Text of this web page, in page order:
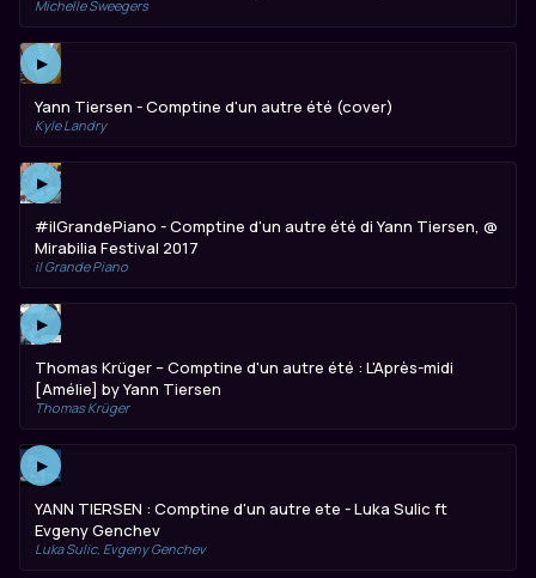
Michelle Sweegers
▶
Yann Tiersen - Comptine d'un autre été (cover)
Kyle Landry
▶
#ilGrandePiano - Comptine d'un autre été di Yann Tiersen, @
Mirabilia Festival 2017
il Grande Piano
▶
Thomas Krüger – Comptine d'un autre été : L'Après-midi
[Amélie] by Yann Tiersen
Thomas Krüger
▶
YANN TIERSEN : Comptine d'un autre ete - Luka Sulic ft
Evgeny Genchev
Luka Sulic, Evgeny Genchev